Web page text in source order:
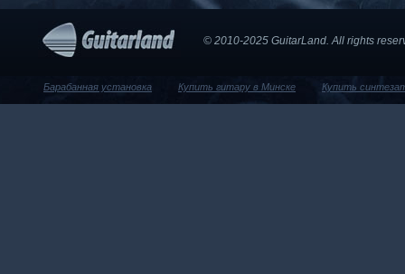
© 2010-2025 GuitarLand. Аll rights
Барабанная установка Купить гитару в Минске Купить